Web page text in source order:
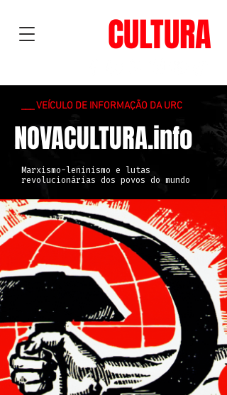
CULTURA
___ VEÍCULO DE INFORMAÇÃO DA URC
NOVACULTURA.info
Marxismo-leninismo e lutas
revolucionárias dos povos do mundo